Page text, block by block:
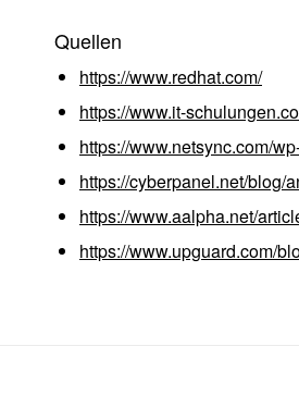
Quellen
https://www.redhat.com/
https://www.it-
https://www.netsync.com/
https://cyberpanel.net/blog/
https://www.aalpha.net/
https://www.upguard.com/